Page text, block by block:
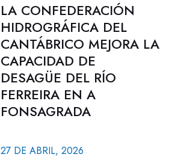
LA CONFEDERACIÓN
HIDROGRÁFICA DEL
CANTÁBRICO MEJORA LA
CAPACIDAD DE
DESAGÜE DEL RÍO
FERREIRA EN A
FONSAGRADA
27 DE ABRIL, 2026